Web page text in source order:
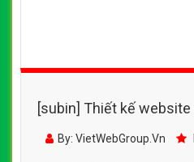
[subin] Thiết kế
Bibomart.com.vn
By: VietWebGroup.Vn